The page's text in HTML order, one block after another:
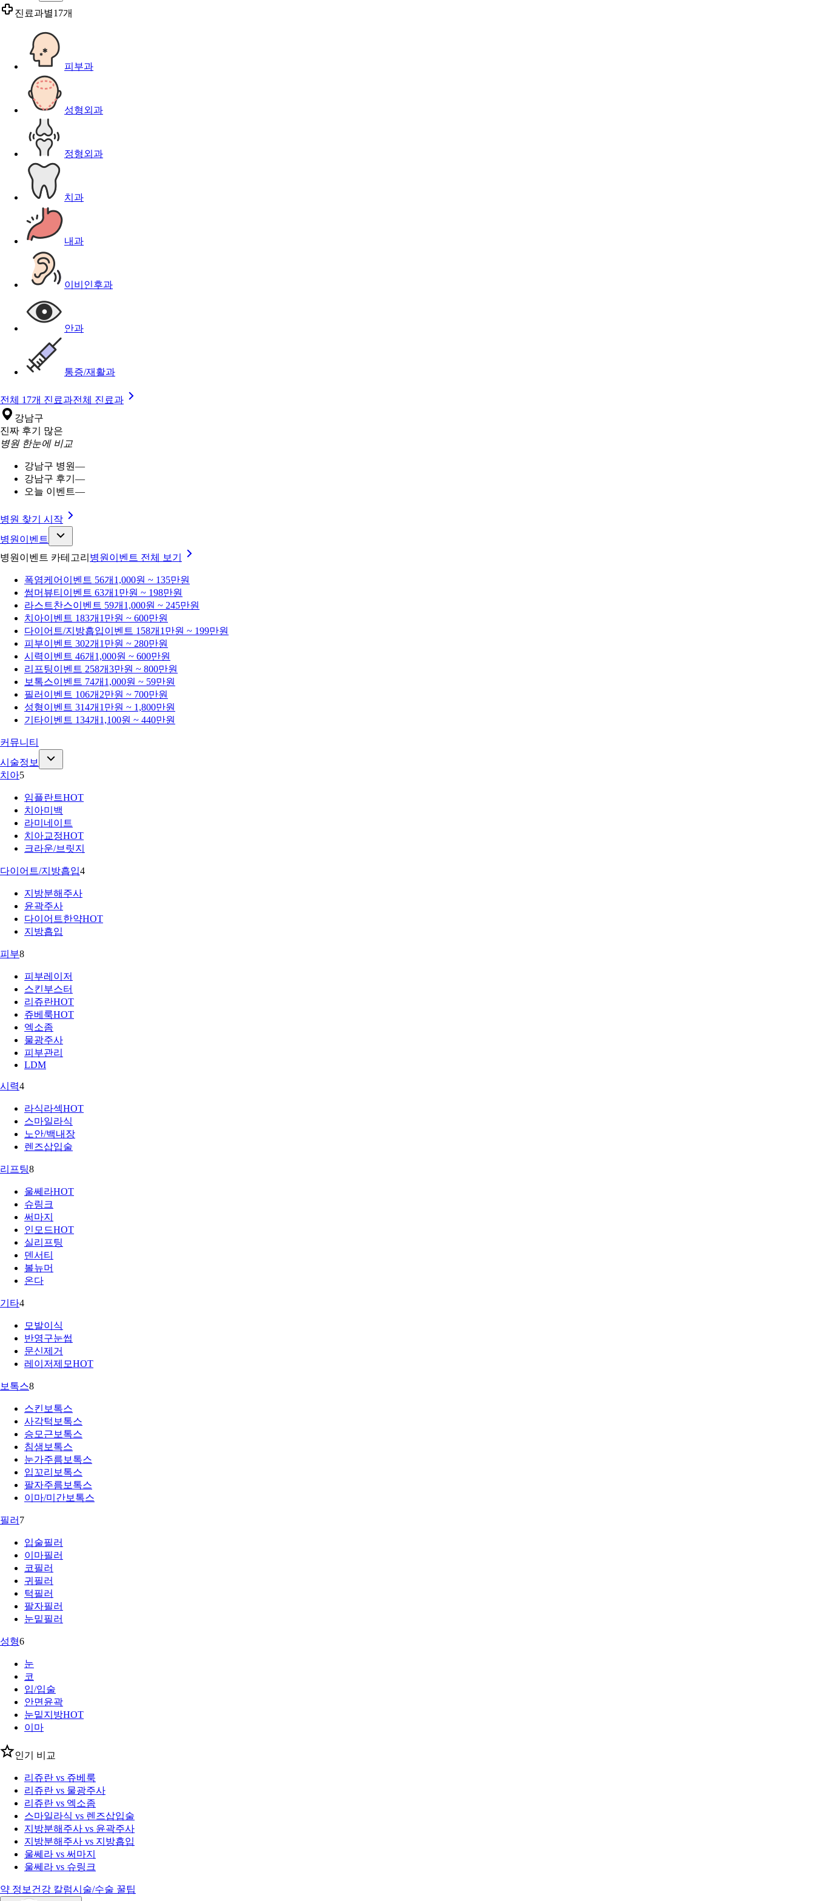
진료과별17개
피부과
성형외과
정형외과
치과
내과
이비인후과
안과
통증/재활과
전체 17개 진료과전체 진료과
강남구
진짜 후기 많은
병원 한눈에 비교
강남구 병원—
강남구 후기 —
오늘 이벤트—
병원 찾기 시작
병원이벤트
병원이벤트 카테고리 병원이벤트 전체 보기
폭염케어 이벤트 56개 1,000원 ~ 135만원
썸머뷰티 이벤트 63개 1만원 ~ 198만원
라스트찬스이벤트 59개 1,000원 ~ 245만원
치아이벤트 183개 1만원 ~ 600만원
다이어트/지방흡입이벤트 158개 1만원 ~ 199만원
피부이벤트 302개 1만원 ~ 280만원
시력이벤트 46개 1,000원 ~ 600만원
리프팅이벤트 258개3만원 ~ 800만원
보톡스이벤트 74개 1,000원 ~ 59만원
필러 이벤트 106개 2만원 ~ 700만원
성형이벤트 314개 1만원 ~ 1,800만원
기타이벤트 134개 1,100원 ~ 440만원
커뮤니티
시술정보
치아5
임플란트HOT
치아미백
라미네이트
치아교정HOT
크라운/브릿지
다이어트/지방흡입4
지방분해주사
윤곽주사
다이어트한약HOT
지방흡입
피부8
피부레이저
스킨부스터
리쥬란HOT
쥬베룩HOT
엑소좀
물광주사
피부관리
LDM
시력4
라식라섹HOT
스마일라식
노안/백내장
렌즈삽입술
리프팅8
울쎄라HOT
슈링크
써마지
인모드HOT
실리프팅
덴서티
볼뉴머
온다
기타4
모발이식
반영구눈썹
문신제거
레이저제모HOT
보톡스8
스킨보톡스
사각턱보톡스
승모근보톡스
침샘보톡스
눈가주름보톡스
입꼬리보톡스
팔자주름보톡스
이마/미간보톡스
필러 7
입술필러
이마필러
코필러
귀필러
턱필러
팔자필러
눈밑필러
성형6
눈
코
입/입술
안면윤곽
눈밑지방HOT
이마
인기 비교
리쥬란 vs 쥬베룩
리쥬란 vs 물광주사
리쥬란 vs 엑소좀
스마일라식 vs 렌즈삽입술
지방분해주사 vs 윤곽주사
지방분해주사 vs 지방흡입
울쎄라 vs 써마지
울쎄라 vs 슈링크
약 정보 건강 칼럼시술/수술 꿀팁